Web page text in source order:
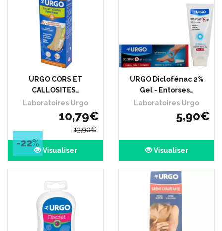
URGO CORS ET
CALLOSITES…
Laboratoires Urgo
10,79€
13,90€
-22%
Visualiser
URGO Diclofénac 2%
Gel - Entorses…
Laboratoires Urgo
5,90€
Visualiser